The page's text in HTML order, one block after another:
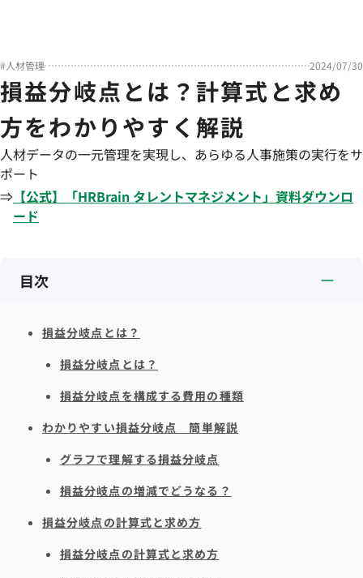
#人材管理 2024/07/30
損益分岐点とは？計算式と求め
方をわかりやすく解説
人材データの一元管理を実現し、あらゆる人事施策の実行をサ
ポート
⇒ 【公式】「HRBrain タレントマネジメント」資料ダウンロ
ード
目次
損益分岐点とは？
損益分岐点とは？
損益分岐点を構成する費用の種類
わかりやすい損益分岐点 簡単解説
グラフで理解する損益分岐点
損益分岐点の増減でどうなる？
損益分岐点の計算式と求め方
損益分岐点の計算式と求め方